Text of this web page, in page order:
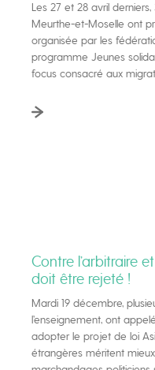
Les 27 et 28 avril
Meurthe-et-Moselle ont
organisée par les
programme Jeunes
focus consacré aux
Contre l’arbitraire
doit être rejeté !
Mardi 19 décembre,
l’enseignement, ont
adopter le projet de loi
étrangères méritent